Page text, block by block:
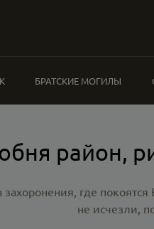
БРАТСКИЕ МОГИЛЫ
район,
захоронения, где
не исчезли,